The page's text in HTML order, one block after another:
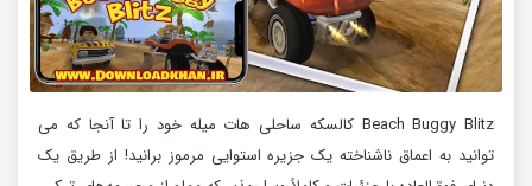
Beach Buggy Blitz کالسکه ساحلی هات میله خود را تا آنجا که می
توانید به اعماق ناشناخته یک جزیره استوایی مرموز برانید! از طریق یک